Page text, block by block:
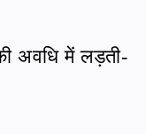
अवधि में लड़ती-